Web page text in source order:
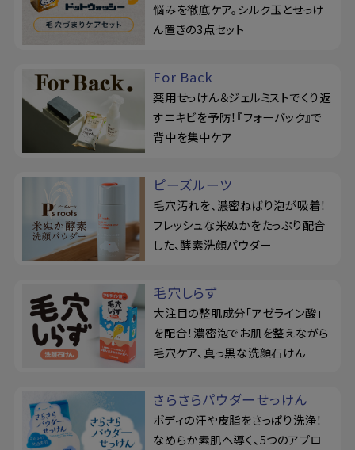
悩みを徹底ケア。シルク玉とせっけ
ん置きの3点セット
For Back
薬用せっけん＆ジェルミストでくり返
すニキビを予防！『フォーバック』で
背中を集中ケア
ピーズルーツ
毛穴汚れを、濃密ねばり泡が吸着！
フレッシュな米ぬかをたっぷり配合
した、酵素洗顔パウダー
毛穴しらず
大注目の整肌成分「アゼライン酸」
を配合！濃密泡でお肌を整えながら
毛穴ケア、真っ黒な洗顔石けん
さらさらパウダーせっけん
ボディの汗や皮脂をさっぱり洗浄！
なめらか素肌へ導く、5つのアプロ